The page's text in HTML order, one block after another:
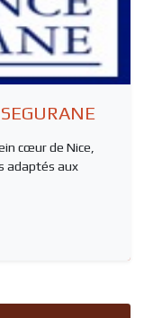
cœur de Nice,
adaptés aux